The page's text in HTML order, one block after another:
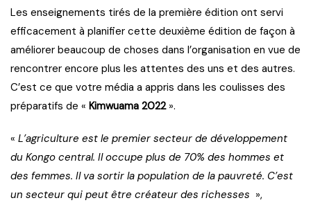
Les enseignements tirés de la première édition ont servi
efficacement à planifier cette deuxième édition de façon à
améliorer beaucoup de choses dans l’organisation en vue de
rencontrer encore plus les attentes des uns et des autres.
C’est ce que votre média a appris dans les coulisses des
préparatifs de « Kimwuama 2022».
« L’agriculture est le premier secteur de développement
du Kongo central. Il occupe plus de 70% des hommes et
des femmes. Il va sortir la population de la pauvreté. C’est
un secteur qui peut être créateur des richesses »,